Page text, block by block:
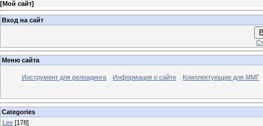
[Мой сайт]
Вход на сайт
Меню сайта
Инструмент для релоадинга Информация о сайте Комплектующие для ММГ
Categories
Lee [178]